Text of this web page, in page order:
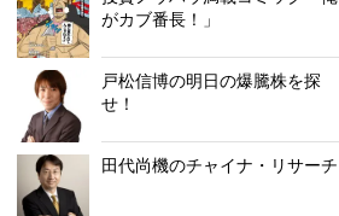
がカブ番長！」
戸松信博の明日の爆騰株を探
せ！
田代尚機のチャイナ・リサーチ